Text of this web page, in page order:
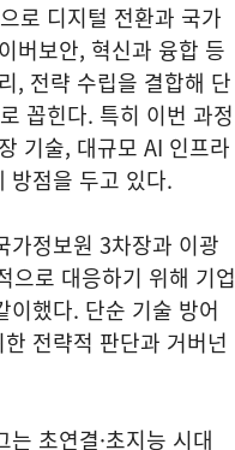
로 디지털 전환과 국가
버보안, 혁신과 융합 등
, 전략 수립을 결합해 단
꼽힌다. 특히 이번 과정
기술, 대규모 AI 인프라
방점을 두고 있다.
가정보원 3차장과 이광
으로 대응하기 위해 기업
했다. 단순 기술 방어
전략적 판단과 거버넌
초연결·초지능 시대